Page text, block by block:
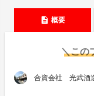
description 概要
＼この
合資会社 光武酒